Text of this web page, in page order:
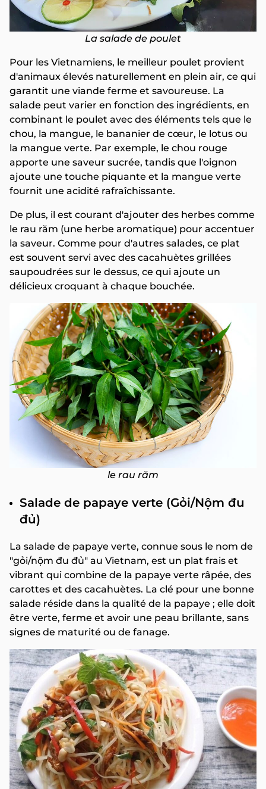
La salade de poulet
Pour les Vietnamiens, le meilleur poulet provient
d'animaux élevés naturellement en plein air, ce qui
garantit une viande ferme et savoureuse. La
salade peut varier en fonction des ingrédients, en
combinant le poulet avec des éléments tels que le
chou, la mangue, le bananier de cœur, le lotus ou
la mangue verte. Par exemple, le chou rouge
apporte une saveur sucrée, tandis que l'oignon
ajoute une touche piquante et la mangue verte
fournit une acidité rafraîchissante.
De plus, il est courant d'ajouter des herbes comme
le rau răm (une herbe aromatique) pour accentuer
la saveur. Comme pour d'autres salades, ce plat
est souvent servi avec des cacahuètes grillées
saupoudrées sur le dessus, ce qui ajoute un
délicieux croquant à chaque bouchée.
le rau răm
Salade de papaye verte (Gỏi/Nộm đu
đủ)
La salade de papaye verte, connue sous le nom de
"gỏi/nộm đu đủ" au Vietnam, est un plat frais et
vibrant qui combine de la papaye verte râpée, des
carottes et des cacahuètes. La clé pour une bonne
salade réside dans la qualité de la papaye ; elle doit
être verte, ferme et avoir une peau brillante, sans
signes de maturité ou de fanage.